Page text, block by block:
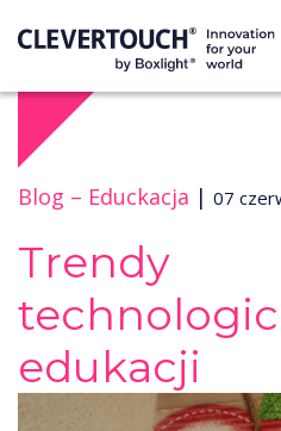
Blog – Educkacja | 07
Trendy
edukacji